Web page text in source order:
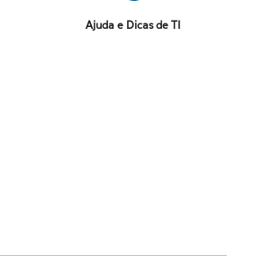
Ajuda e Dicas de TI